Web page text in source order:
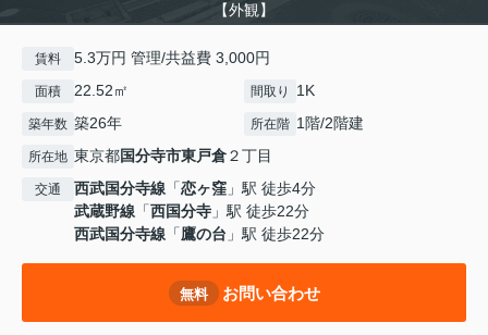
【外観】
賃料 5.3万円 管理/共益費 3,000円
面積 22.52㎡ 間取り 1K
築年数 築26年 所在階 1階/2階建
所在地 東京都国分寺市東戸倉２丁目
交通 西武国分寺線 「恋ヶ窪 」駅 徒歩4分
武蔵野線 「西国分寺 」駅 徒歩22分
西武国分寺線 「鷹の台 」駅 徒歩22分
無料 お問い合わせ